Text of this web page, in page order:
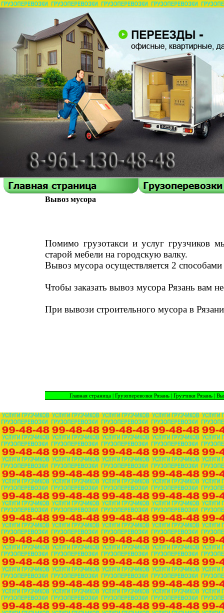
Вывоз мусора
Помимо грузотакси и услуг грузчиков
старой мебели на городскую валку.
Вывоз мусора осуществляется 2
Чтобы заказать вывоз мусора Рязань вам
При вывози строительного мусора в
Главная страница | Грузоперевозки Рязань | Грузчики Рязань |